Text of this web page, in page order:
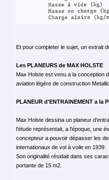
Et pour completer le sujet, un extrait
Les PLANEURS de MAX HOLSTE
Max Holste est venu a la conception
aviation légère de construction
PLANEUR d'ENTRAINEMENT a la
Max Holste dessina un planeur
l'étude représentait, a l'époque, une
concepteur a pouvoir dépasser les
internationaux de vol à voile en 1939.
Son originalité résidait dans ses
portante de 15 m2.